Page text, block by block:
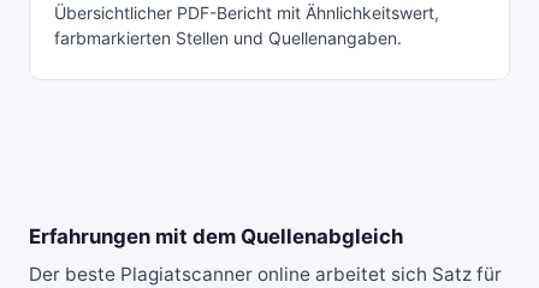
Übersichtlicher PDF-Bericht mit Ähnlichkeitswert,
farbmarkierten Stellen und Quellenangaben.
Erfahrungen mit dem Quellenabgleich
Der beste Plagiatscanner online arbeitet sich Satz für